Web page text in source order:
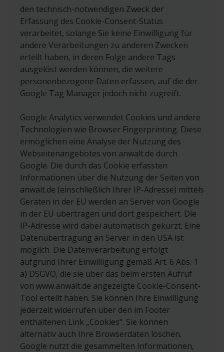
den technisch-notwendigen Zweck der
Erfassung des Cookie-Consent-Status
verarbeitet, solange Sie keine Einwilligung für
andere Verarbeitungen zu anderen Zwecken
erteilt haben, in deren Folge andere Tags
ausgelöst werden können, die weitere
personenbezogene Daten erfassen, auf die der
Google Tag Manager jedoch nicht zugreift.
Google Analytics verwendet Cookies und andere
Technologien wie Browser Fingerprinting. Diese
ermöglichen eine Analyse der Nutzung des
Webseitenangebotes von anwalt.de durch
Google. Die durch das Cookie erfassten
Informationen über die Nutzung der Seiten von
anwalt.de (einschließlich Ihrer IP-Adresse) mittels
Geräten in der EU werden an Server von Google
in der EU übertragen und dort gespeichert. Die
IP-Adresse wird dabei automatisch gekürzt. Eine
Datenübertragung an Server in den USA ist
möglich. Die Datenverarbeitung erfolgt
aufgrund Ihrer Einwilligung gemäß Art. 6 Abs. 1
a) DSGVO, die sie über das beim ersten Aufruf
von www.anwalt.de angezeigte Cookie-Consent-
Tool erteilt haben. Sie können Ihre Einwilligung
jederzeit widerrufen über den im Footer
enthaltenen Link „Cookies“. Sie können
alternativ auch Ihre Browserdaten löschen.
Google nutzt die gesammelten Informationen,